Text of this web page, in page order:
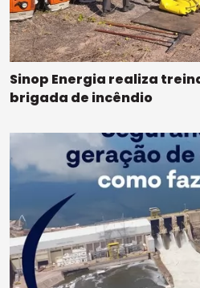
Sinop Energia realiza
brigada de incêndio